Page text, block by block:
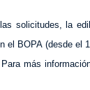
solicitudes, la
BOPA (desde el
más